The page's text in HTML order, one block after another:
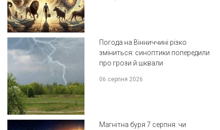
Погода на Вінниччині різко
зміниться: синоптики попередили
про грози й шквали
06 серпня 2026
Магнітна буря 7 серпня: чи